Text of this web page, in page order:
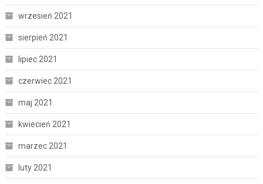
wrzesień 2021
sierpień 2021
lipiec 2021
czerwiec 2021
maj 2021
kwiecień 2021
marzec 2021
luty 2021